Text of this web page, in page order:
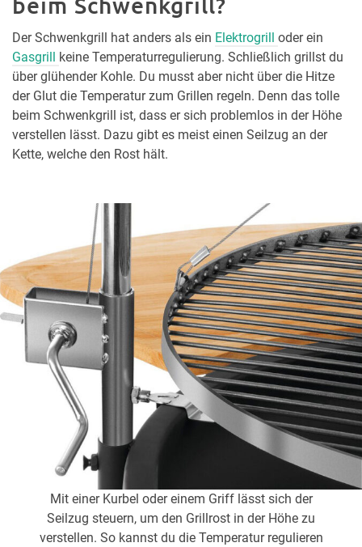
Der Schwenkgrill hat anders als ein Elektrogrill oder ein
Gasgrill keine Temperaturregulierung. Schließlich grillst du
über glühender Kohle. Du musst aber nicht über die Hitze
der Glut die Temperatur zum Grillen regeln. Denn das tolle
beim Schwenkgrill ist, dass er sich problemlos in der Höhe
verstellen lässt. Dazu gibt es meist einen Seilzug an der
Kette, welche den Rost hält.
Mit einer Kurbel oder einem Griff lässt sich der
Seilzug steuern, um den Grillrost in der Höhe zu
verstellen. So kannst du die Temperatur regulieren